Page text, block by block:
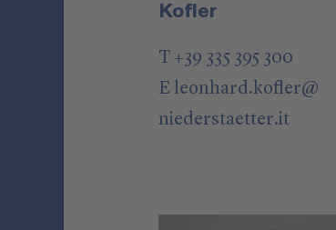
Kofler
T +39 335 395 300
E leonhard.kofler@
niederstaetter.it